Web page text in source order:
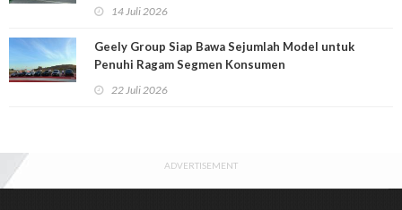
14 Juli 2026
Geely Group Siap Bawa Sejumlah Model untuk
Penuhi Ragam Segmen Konsumen
22 Juli 2026
ADVERTISEMENT